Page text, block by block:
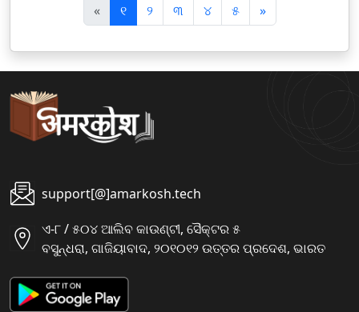
«पि
छ
ला
୧ ୨ ୩ ୪ ୫ »अ
ग
ला
support[@]amarkosh.tech
ଏ-୮ / ୫୦୪ ଆଲିବ କାଉଣ୍ଟୀ, ସୈକ୍ଟର ୫
ବସୁନ୍ଧରା, ଗାଜିୟାବାଦ, ୨୦୧୦୧୨ ଉତ୍ତର ପ୍ରଦେଶ, ଭାରତ